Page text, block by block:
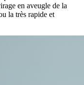
en aveugle de la
la très rapide et